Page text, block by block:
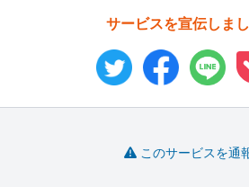
サービスを宣伝しまし
このサービスを通